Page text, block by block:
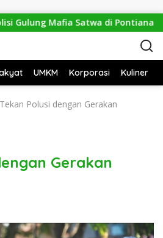
Mafia Satwa di Pontianak
UMKM Korporasi Kuliner
Tekan Polusi dengan Gerakan
Gerakan